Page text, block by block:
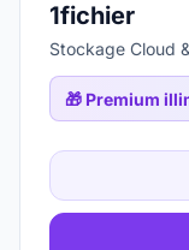
1fichier
Stockage Cloud
🎁 Premium